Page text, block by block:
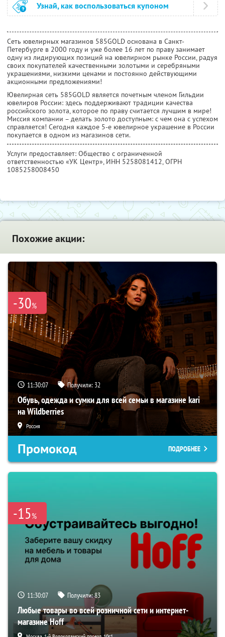
Узнай, как воспользоваться купоном
Сеть ювелирных магазинов 585GOLD основана в Санкт-
Петербурге в 2000 году и уже более 16 лет по праву занимает
одну из лидирующих позиций на ювелирном рынке России, радуя
своих покупателей качественными золотыми и серебряными
украшениями, низкими ценами и постоянно действующими
акционными предложениями!
Ювелирная сеть 585GOLD является почетным членом Гильдии
ювелиров России: здесь поддерживают традиции качества
российского золота, которое по праву считается лучшим в мире!
Миссия компании – делать золото доступным: с чем она с успехом
справляется! Сегодня каждое 5-е ювелирное украшение в России
покупается в одном из магазинов сети.
Услуги предоставляет: Общество с ограниченной
ответственностью «УК Центр», ИНН 5258081412, ОГРН
1085258008450
Похожие акции:
-30%
11:30:06 Получили: 32
Обувь, одежда и сумки для всей семьи в магазине kari
на Wildberries
Россия
Промокод ПОДРОБНЕЕ
-15%
11:30:06 Получили:83
Любые товары во всей розничной сети и интернет-
магазине Hoff